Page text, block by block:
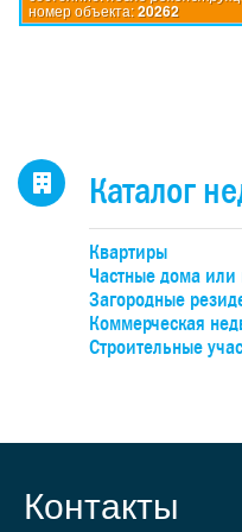
номер объекта:20262
Каталог
Квартиры
Частные дома
Загородные
Коммерческая
Строительные
Контакты